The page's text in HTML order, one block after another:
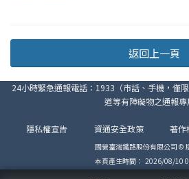
返回上一頁
24小時緊急通報電話：1933（市話、手機，僅
道等有障礙物之通報專
隱私權宣告 資通安全政策 著作
國營臺灣鐵路股份有限公司 ©
本頁產生時間： 2026/08/10